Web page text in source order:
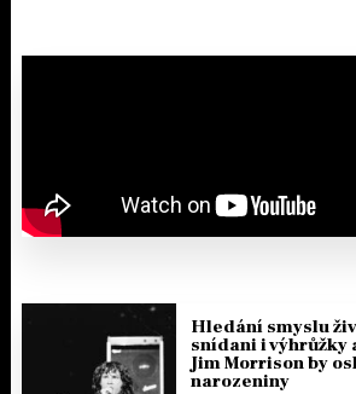
Hledání smyslu
snídani i výhrůžky
Jim Morrison by
narozeniny